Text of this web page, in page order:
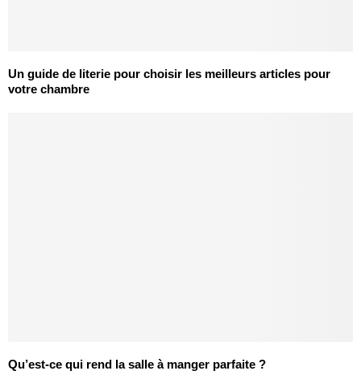
Un guide de literie pour choisir les meilleurs articles pour
votre chambre
Qu’est-ce qui rend la salle à manger parfaite ?